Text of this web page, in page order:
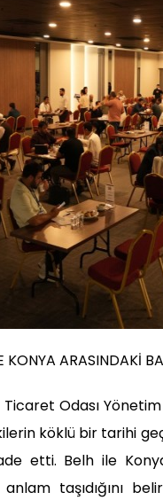
KONYA ARASINDAKİ
Odası
köklü bir tarihi
etti. Belh ile
taşıdığını